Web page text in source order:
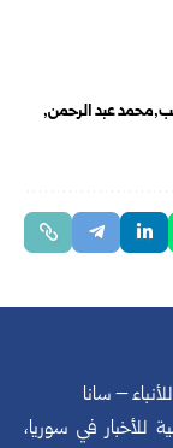
محمد عبد الرحمن
– سانا
للأخبار في سوريا،